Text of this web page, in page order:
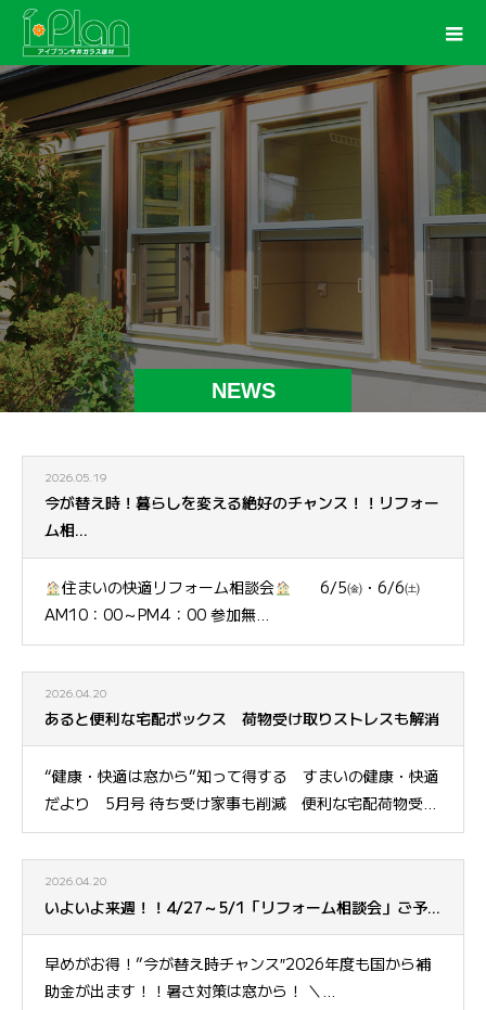
NEWS
2026.05.19
今が替え時！暮らしを変える絶好のチャンス！！リフォー
ム相...
住まいの快適リフォーム相談会
6/5㈮・6/6㈯
AM10：00～PM4：00 参加無...
2026.04.20
あると便利な宅配ボックス 荷物受け取りストレスも解消
“健康・快適は窓から”知って得する すまいの健康・快適
だより 5月号 待ち受け家事も削減 便利な宅配荷物受...
2026.04.20
いよいよ来週！！4/27～5/1「リフォーム相談会」ご予...
早めがお得！”今が替え時チャンス″2026年度も国から補
助金が出ます！！暑さ対策は窓から！ ＼...